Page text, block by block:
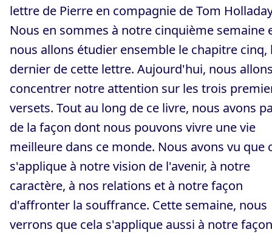
lettre de Pierre en compagnie de Tom
Nous en sommes à notre cinquième semaine
nous allons étudier ensemble le chapitre cinq,
dernier de cette lettre. Aujourd'hui, nous
concentrer notre attention sur les trois
versets. Tout au long de ce livre, nous avons
de la façon dont nous pouvons vivre une vie
meilleure dans ce monde. Nous avons vu que
s'applique à notre vision de l'avenir, à notre
caractère, à nos relations et à notre façon
d'affronter la souffrance. Cette semaine, nous
verrons que cela s'applique aussi à notre